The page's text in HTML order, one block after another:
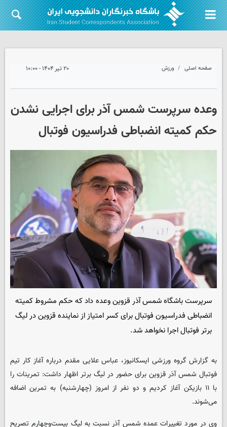
صفحه اصلی ورزش ۲۰ تیر ۱۴۰۴ - ۱۰:۰۰
وعده سرپرست شمس آذر برای اجرایی نشدن
حکم کمیته انضباطی فدراسیون فوتبال
سرپرست باشگاه شمس آذر قزوین وعده داد که حکم مشروط کمیته
انضباطی فدراسیون فوتبال برای کسر امتیاز از نماینده قزوین در لیگ
برتر فوتبال اجرا نخواهد شد.
به گزارش گروه ورزشی ایسکانیوز، عباس علایی مقدم درباره آغاز کار تیم
فوتبال شمس آذر قزوین برای حضور در لیگ برتر اظهار داشت: تمرینات را
با ۱۱ بازیکن آغاز کردیم و دو نفر از امروز (چهارشنبه) به تمرین اضافه
می‌شوند.
وی در مورد تغییرات عمده شمس آذر نسبت به لیگ بیست‌وچهارم تصریح